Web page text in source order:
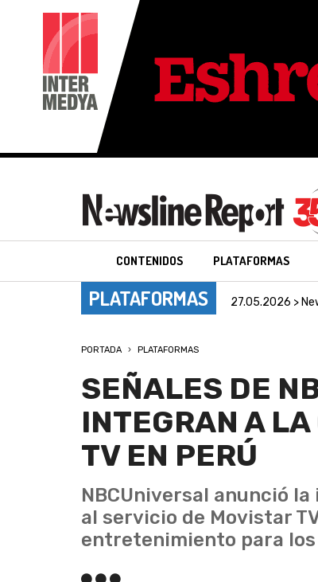
CONTENIDOS PLATAFORMAS
PLATAFORMAS 27.05.2026 >
PORTADA PLATAFORMAS
SEÑALES DE
INTEGRAN A
TV EN PERÚ
NBCUniversal anunció
al servicio de Movistar
entretenimiento para